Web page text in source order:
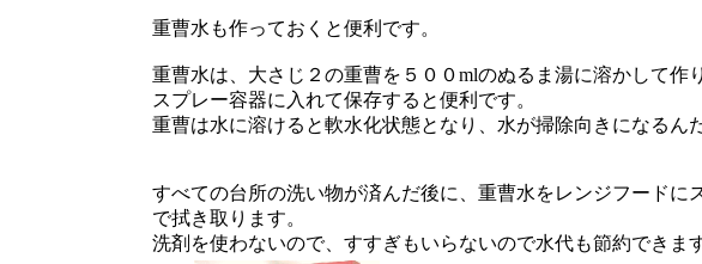
重曹水も作っておくと便利です。
重曹水は、大さじ２の重曹を５００mlのぬるま湯に溶かして作
スプレー容器に入れて保存すると便利です。
重曹は水に溶けると軟水化状態となり、水が掃除向きになるん
すべての台所の洗い物が済んだ後に、重曹水をレンジフードに
で拭き取ります。
洗剤を使わないので、すすぎもいらないので水代も節約できます